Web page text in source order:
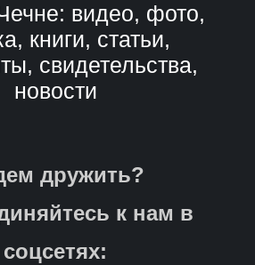
видео, фото,
книги, статьи,
свидетельства,
новости
дружить?
к нам в
соцсетях: